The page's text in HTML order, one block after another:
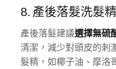
8. 產後落髮洗髮
產後落髮建議選擇無硫
清潔，減少對頭皮的刺
髮精，如椰子油、摩洛